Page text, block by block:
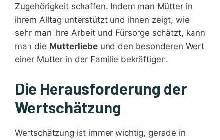
Zugehörigkeit schaffen. Indem man Mütter in
ihrem Alltag unterstützt und ihnen zeigt, wie
sehr man ihre Arbeit und Fürsorge schätzt, kann
man die Mutterliebe und den besonderen Wert
einer Mutter in der Familie bekräftigen.
Die Herausforderung der
Wertschätzung
Wertschätzung ist immer wichtig, gerade in